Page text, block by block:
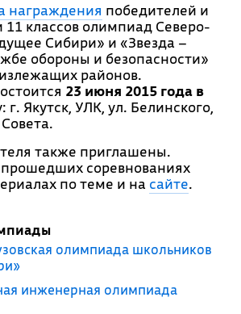
награждения победителей и
11 классов олимпиад Северо-
Сибири» и «Звезда –
обороны и безопасности»
районов.
23 июня 2015 года в
г. Якутск, УЛК, ул. Белинского,
также приглашены.
соревнованиях
по теме и на сайте.
олимпиада школьников
инженерная олимпиада